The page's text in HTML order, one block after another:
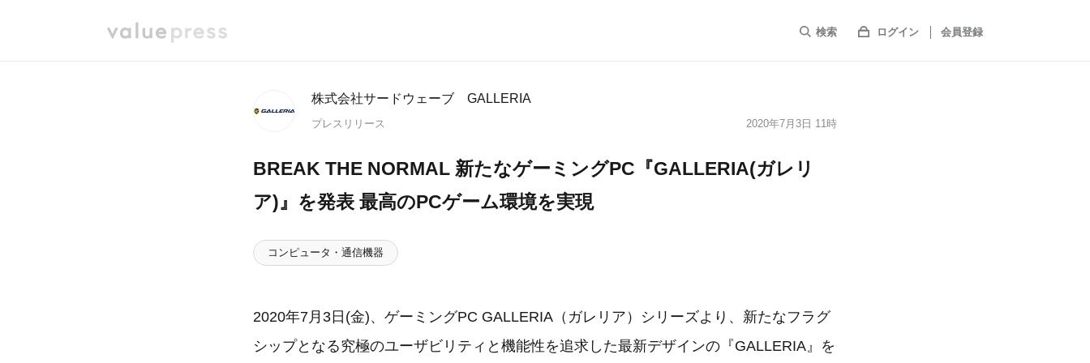
検索 ログイン 会員登録
株式会社サードウェーブ GALLERIA
プレスリリース 2020年7月3日 11時
BREAK THE NORMAL 新たなゲーミングPC『GALLERIA(ガレリ
ア)』を発表 最高のPCゲーム環境を実現
コンピュータ・通信機器
2020年7月3日(金)、ゲーミングPC GALLERIA（ガレリア）シリーズより、新たなフラグ
シップとなる究極のユーザビリティと機能性を追求した最新デザインの『GALLERIA』を